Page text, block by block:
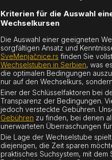
Kriterien für die Auswahl
Wechselkursen
Die Auswahl einer geeigneten
sorgfältigen Ansatz und
SveMenjačnice.rs finden Sie
Wechselstuben in Serbien, was
die optimalen Bedingungen
nur auf den Wechselkurs,
Einer der Schlüsselfaktoren bei
Transparenz der Bedingungen.
jedoch versteckte Gebühren.
Gebühren zu finden, bei denen
unerwarteten Überraschungen
Die Lage der Wechselstube
diejenigen, die Zeit sparen
praktisches Suchsystem, mit